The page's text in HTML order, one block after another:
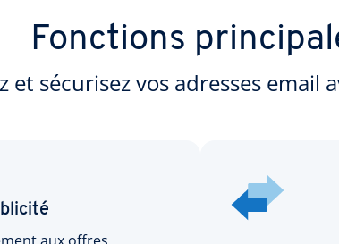
Fonctions
et sécurisez vos adresses email